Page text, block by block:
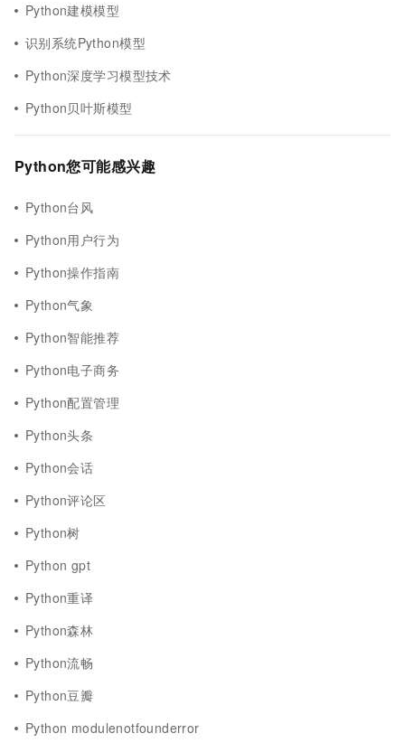
Python建模模型
识别系统Python模型
Python深度学习模型技术
Python贝叶斯模型
Python您可能感兴趣
Python台风
Python用户行为
Python操作指南
Python气象
Python智能推荐
Python电子商务
Python配置管理
Python头条
Python会话
Python评论区
Python树
Python gpt
Python重译
Python森林
Python流畅
Python豆瓣
Python modulenotfounderror